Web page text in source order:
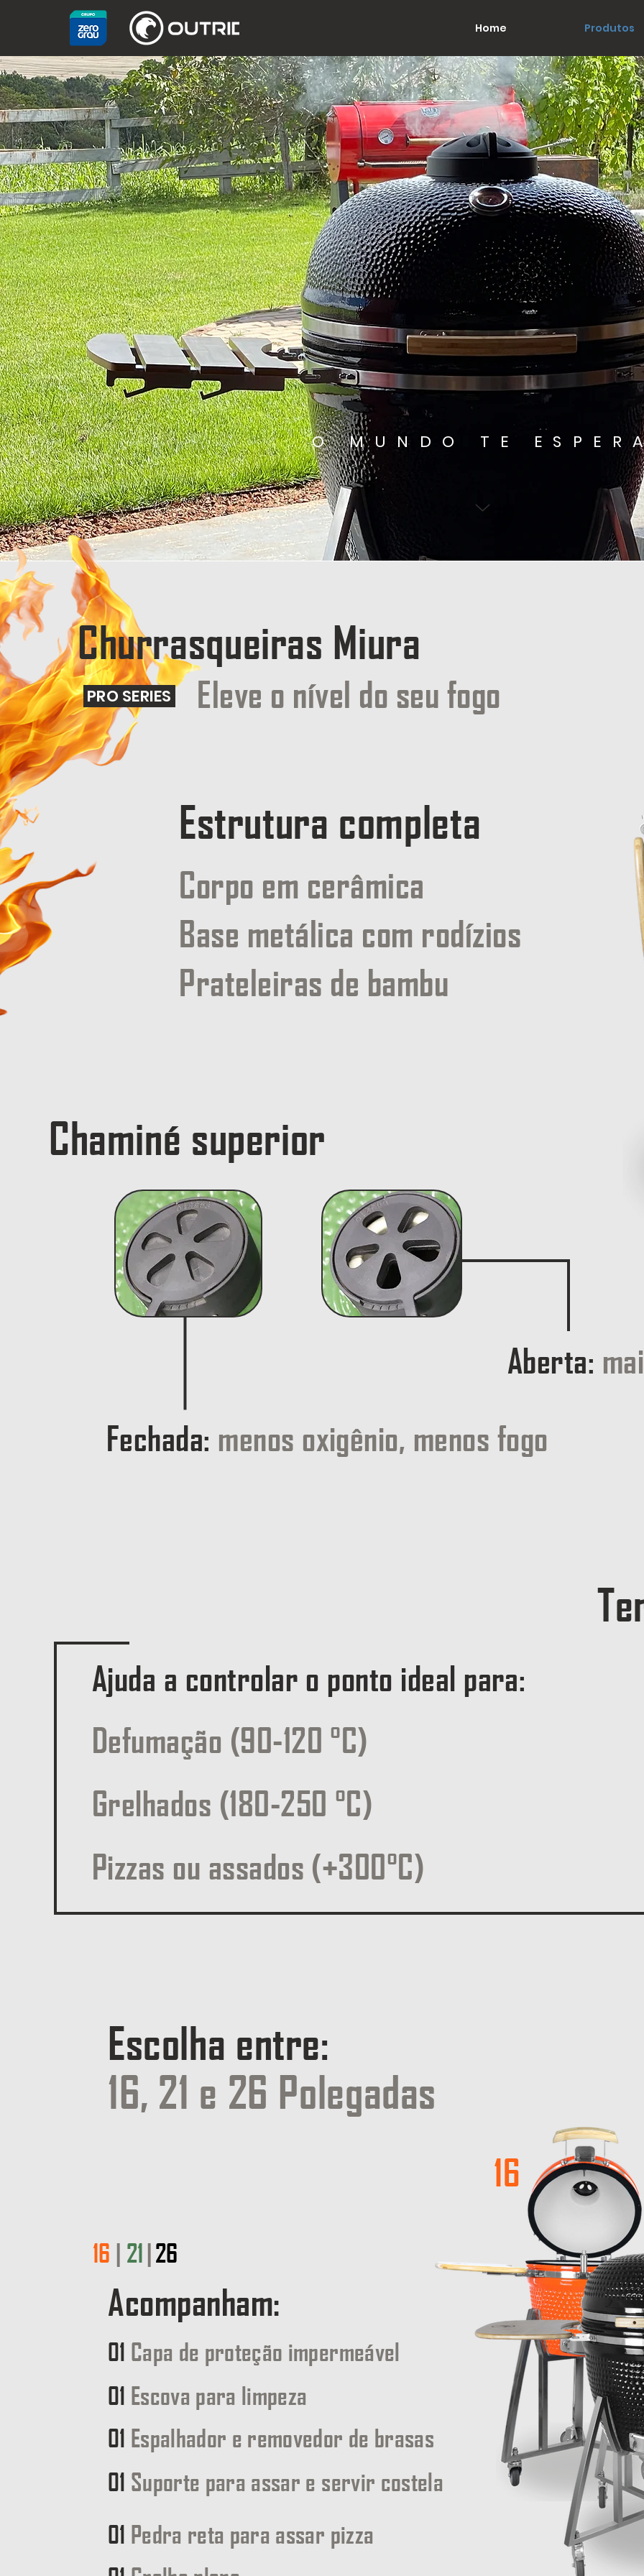
Home Produtos
O MUNDO TE
Churrasqueiras Miura
PRO SERIES Eleve o nível do seu fogo
Estrutura completa
Corpo em cerâmica
Base metálica com rodízios
Prateleiras de bambu
Chaminé superior
Aberta:
Fechada: menos oxigênio, menos fogo
Ajuda a controlar o ponto ideal para:
Defumação (90-120 °C)
Grelhados (180-250 °C)
Pizzas ou assados (+300°C)
Escolha entre:
16, 21 e 26 Polegadas
16
16 | 21|26
Acompanham:
01 Capa de proteção impermeável
01 Escova para limpeza
01 Espalhador e removedor de brasas
01 Suporte para assar e servir costela
01 Pedra reta para assar pizza